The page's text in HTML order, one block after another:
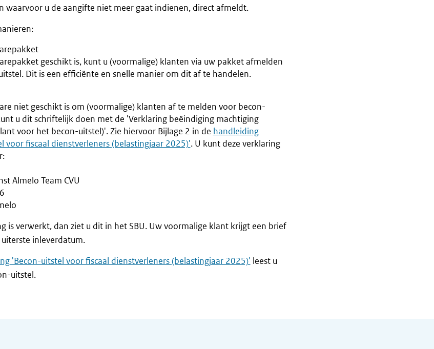
waarvoor u de aangifte niet meer gaat indienen, direct afmeldt.
geschikt is, kunt u (voormalige) klanten via uw pakket afmelden
Dit is een efficiënte en snelle manier om dit af te handelen.
niet geschikt is om (voormalige) klanten af te melden voor becon-
u dit schriftelijk doen met de 'Verklaring beëindiging machtiging
voor het becon-uitstel)'. Zie hiervoor Bijlage 2 in de handleiding
voor fiscaal dienstverleners (belastingjaar 2025)'. U kunt deze verklaring
Almelo Team CVU
is verwerkt, dan ziet u dit in het SBU. Uw voormalige klant krijgt een brief
inleverdatum.
'Becon-uitstel voor fiscaal dienstverleners (belastingjaar 2025)' leest u
uitstel.